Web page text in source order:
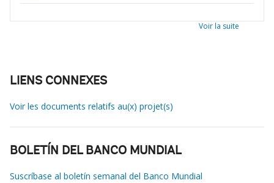
Voir la suite
LIENS CONNEXES
Voir les documents relatifs au(x) projet(s)
BOLETÍN DEL BANCO MUNDIAL
Suscríbase al boletín semanal del Banco Mundial